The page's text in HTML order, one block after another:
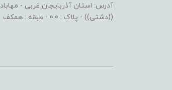
آدرس: استان آذربایجان غربی -
((دشتی)) - پلاک : 0.0 - طبقه : همکف